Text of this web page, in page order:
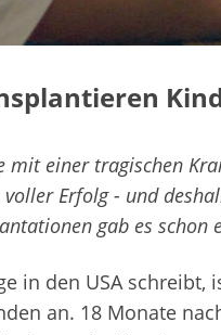
mit einer tragischen
Erfolg - und
gab es schon
in den USA
an. 18 Monate